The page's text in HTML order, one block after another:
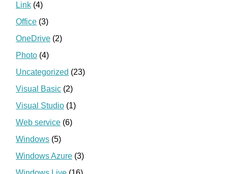
Link (4)
Office (3)
OneDrive (2)
Photo (4)
Uncategorized (23)
Visual Basic (2)
Visual Studio (1)
Web service (6)
Windows (5)
Windows Azure (3)